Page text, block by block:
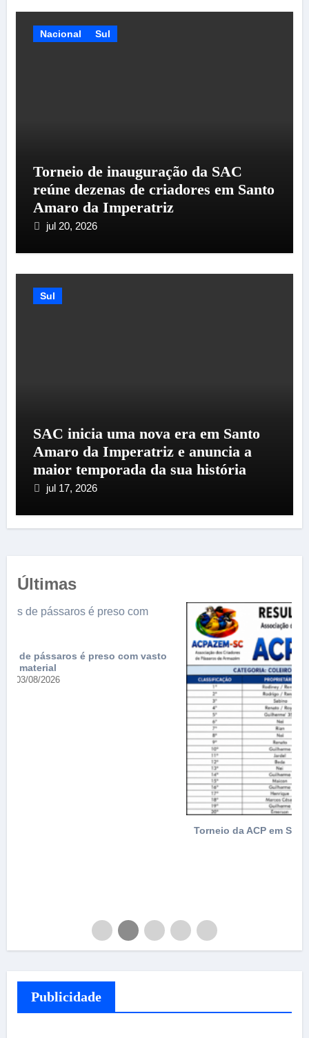
Nacional Sul
Torneio de inauguração da SAC
reúne dezenas de criadores em Santo
Amaro da Imperatriz
jul 20, 2026
Sul
SAC inicia uma nova era em Santo
Amaro da Imperatriz e anuncia a
maior temporada da sua história
jul 17, 2026
Últimas
Torneio da ACP em Santo Amaro da Imperatriz tem casa
Publicidade